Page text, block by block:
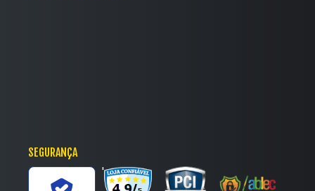
SEGURANÇA
'